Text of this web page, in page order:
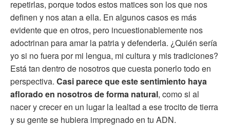
repetirlas, porque todos estos matices son los que nos
definen y nos atan a ella. En algunos casos es más
evidente que en otros, pero incuestionablemente nos
adoctrinan para amar la patria y defenderla. ¿Quién sería
yo si no fuera por mi lengua, mi cultura y mis tradiciones?
Está tan dentro de nosotros que cuesta ponerlo todo en
perspectiva. Casi parece que este sentimiento haya
aflorado en nosotros de forma natural, como si al
nacer y crecer en un lugar la lealtad a ese trocito de tierra
y su gente se hubiera impregnado en tu ADN.